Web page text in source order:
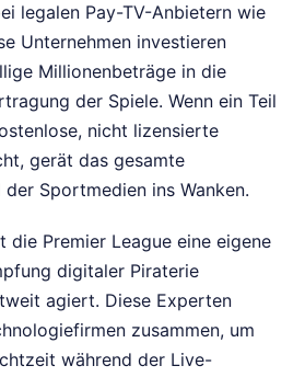
legalen Pay-TV-Anbietern wie
Unternehmen investieren
Millionenbeträge in die
der Spiele. Wenn ein Teil
nicht lizensierte
gerät das gesamte
Sportmedien ins Wanken.
die Premier League eine eigene
digitaler Piraterie
agiert. Diese Experten
zusammen, um
während der Live-